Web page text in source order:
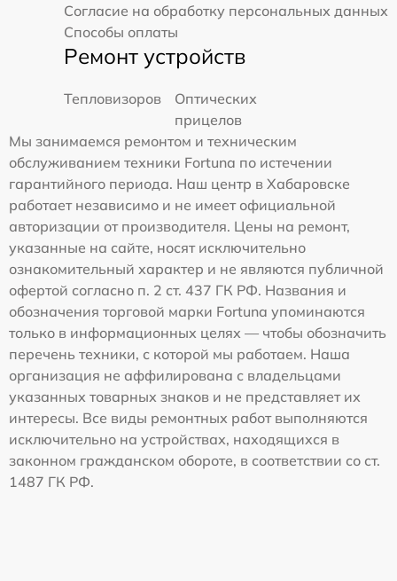
Согласие на обработку персональных данных
Способы оплаты
Ремонт устройств
Тепловизоров
Оптических
прицелов
Мы занимаемся ремонтом и техническим
обслуживанием техники Fortuna по истечении
гарантийного периода. Наш центр в Хабаровске
работает независимо и не имеет официальной
авторизации от производителя. Цены на ремонт,
указанные на сайте, носят исключительно
ознакомительный характер и не являются публичной
офертой согласно п. 2 ст. 437 ГК РФ. Названия и
обозначения торговой марки Fortuna упоминаются
только в информационных целях — чтобы обозначить
перечень техники, с которой мы работаем. Наша
организация не аффилирована с владельцами
указанных товарных знаков и не представляет их
интересы. Все виды ремонтных работ выполняются
исключительно на устройствах, находящихся в
законном гражданском обороте, в соответствии со ст.
1487 ГК РФ.